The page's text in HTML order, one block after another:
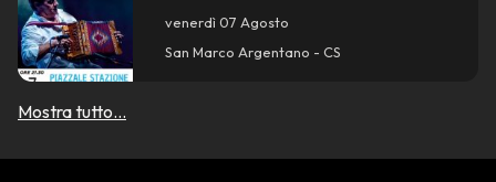
venerdì 07 Agosto
San Marco Argentano - CS
Mostra tutto...